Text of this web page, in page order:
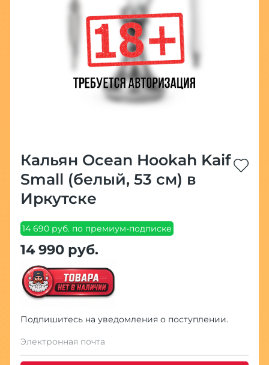
Кальян Ocean Hookah Kaif
Small (белый, 53 см) в
Иркутске
14 690 руб. по премиум-подписке
14 990 руб.
Подпишитесь на уведомления о поступлении.
Электронная почта